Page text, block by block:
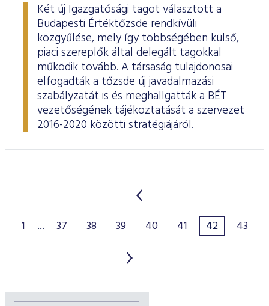
Két új Igazgatósági tagot választott a
Budapesti Értéktőzsde rendkívüli
közgyűlése, mely így többségében külső,
piaci szereplők által delegált tagokkal
működik tovább. A társaság tulajdonosai
elfogadták a tőzsde új javadalmazási
szabályzatát is és meghallgatták a BÉT
vezetőségének tájékoztatását a szervezet
2016-2020 közötti stratégiájáról.
1 ... 37 38 39 40 41 42 43